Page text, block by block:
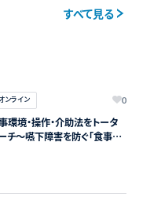
すべて見る
ンライン 0
環境・操作・介助法をトータ
チ～嚥下障害を防ぐ「食事介